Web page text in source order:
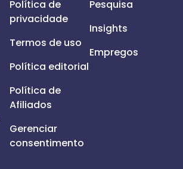
Política de
privacidade
Termos de uso
Política editorial
Política de
Afiliados
Gerenciar
consentimento
Pesquisa
Insights
Empregos